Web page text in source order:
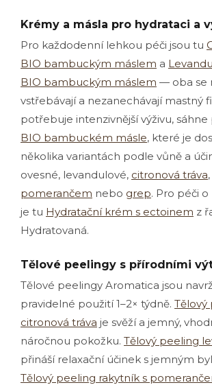
Krémy a másla pro hydrataci a
Pro každodenní lehkou péči jsou tu
BIO bambuckým máslem a
BIO bambuckým máslem — oba se
vstřebávají a nezanechávají mastný
potřebuje intenzivnější výživu, sáhne
BIO bambuckém másle, které je
několika variantách podle vůně a
ovesné, levandulové, citronová tráva,
pomerančem nebo grep. Pro péči
je tu Hydratační krém s ectoinem z
Hydratovaná.
Tělové peelingy s přírodními
Tělové peelingy Aromatica jsou
pravidelné použití 1–2× týdně. Tělový
citronová tráva je svěží a jemný,
náročnou pokožku. Tělový peeling
přináší relaxační účinek s jemným
Tělový peeling rakytník s